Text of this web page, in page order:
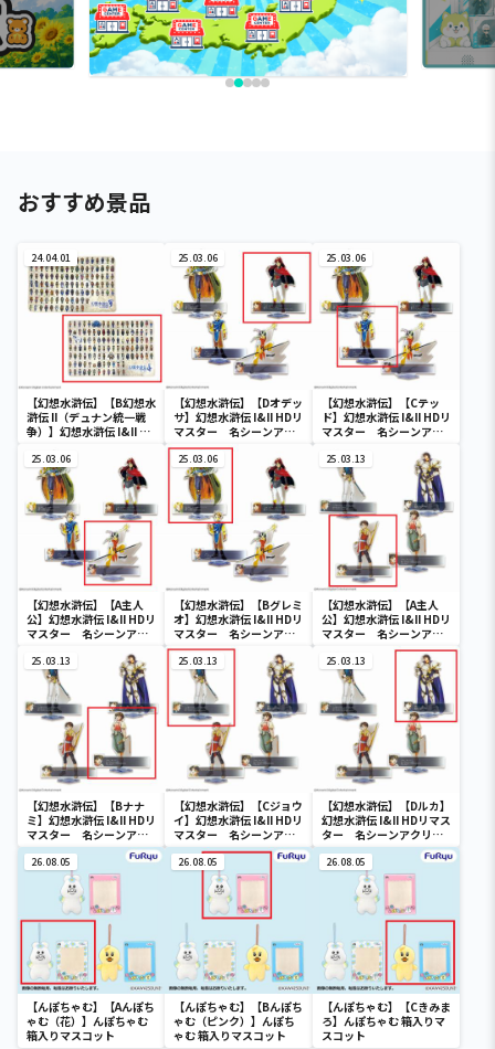
おすすめ景品
24.04.01
【幻想水滸伝】【B幻想水
滸伝 II（デュナン統一戦
争）】幻想水滸伝 I&II HD
ランケット
25.03.06
【幻想水滸伝】【Dオデッ
サ】幻想水滸伝 I&II HDリ
マスター 名シーンアク
リルスタンドVol.1
25.03.06
【幻想水滸伝】【Cテッ
ド】幻想水滸伝 I&II HDリ
マスター 名シーンアク
25.03.06
【幻想水滸伝】【A主人
公】幻想水滸伝 I&II HDリ
マスター 名シーンアク
25.03.06
【幻想水滸伝】【Bグレミ
オ】幻想水滸伝 I&II HDリ
マスター 名シーンアク
リルスタンドVol.1
25.03.13
【幻想水滸伝】【A主人
公】幻想水滸伝 I&II HDリ
マスター 名シーンアク
リルスタンドVol.2
25.03.13
【幻想水滸伝】【Bナナ
ミ】幻想水滸伝 I&II HDリ
マスター 名シーンアク
リルスタンドVol.2
25.03.13
【幻想水滸伝】【Cジョウ
イ】幻想水滸伝 I&II HDリ
マスター 名シーンアク
リルスタンドVol.2
25.03.13
【幻想水滸伝】【Dルカ】
幻想水滸伝 I&II HDリマス
ター 名シーンアクリル
スタンドVol.2
26.08.05
【んぽちゃむ】【Aんぽち
ゃむ（花）】んぽちゃむ
箱入りマスコット
26.08.05
【んぽちゃむ】【Bんぽち
ゃむ（ピンク）】んぽち
ゃむ 箱入りマスコット
26.08.05
【んぽちゃむ】【Cきみま
ろ】んぽちゃむ 箱入りマ
スコット